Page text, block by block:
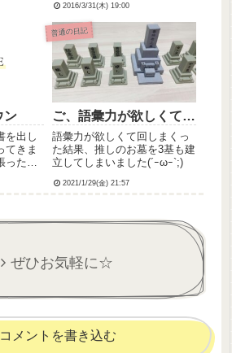
の画
とこ
ート
って妹
っ子、妹ちゃん。市外の高校
に合格、入学が決まったので
今わちゃわちゃ準備中です。
寮生活で家から離れる...
2016/3/31(木) 19:00
ン
を出し
てきま
った
イヤ
子の接
ノイ
普通の日記
ご、語彙力が欲しくて…
語彙力が欲しくて回しまくっ
た結果、推しのお墓を3基も建
立してしまいました(´ｰωｰ`;)
2021/1/29(金) 21:57
ぜひお気軽に☆
コメントを書き込む